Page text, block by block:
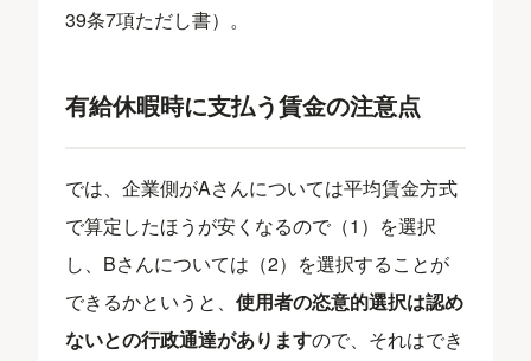
39条7項ただし書）。
有給休暇時に支払う賃金の注意点
では、企業側がAさんについては平均賃金方式
で算定したほうが安くなるので（1）を選択
し、Bさんについては（2）を選択することが
できるかというと、使用者の恣意的選択は認め
ないとの行政通達がありますので、それはでき